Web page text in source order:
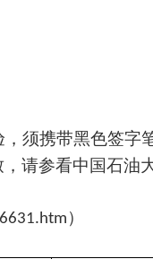
须携带黑色签字
请参看中国石油
）